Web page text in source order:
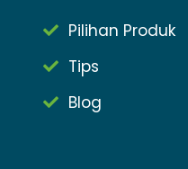
Pilihan Produk
Tips
Blog